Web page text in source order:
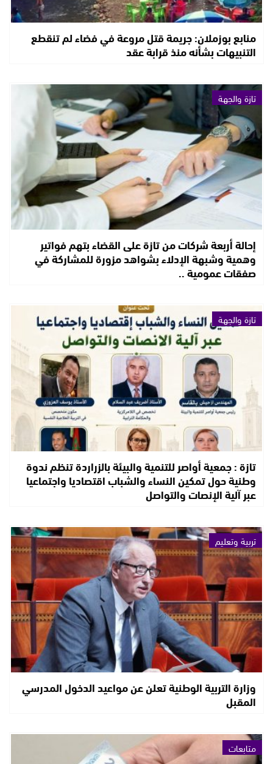
منابع بوزملان: جريمة قتل مروعة في فضاء لم تنقطع
التنبيهات بشأنه منذ قرابة عقد
تازة والجهة
إحالة أربعة شركات من تازة على القضاء بتهم فواتير
وهمية وشبهة الإدلاء بشواهد مزورة للمشاركة في
صفقات عمومية ..
تازة والجهة
تازة : جمعية أواصر للتنمية والبيئة بالزراردة تنظم ندوة
وطنية حول تمكين النساء والشباب اقتصاديا واجتماعيا
عبر آلية الإنصات والتواصل
تربية وتعليم
وزارة التربية الوطنية تعلن عن مواعيد الدخول المدرسي
المقبل
متابعات